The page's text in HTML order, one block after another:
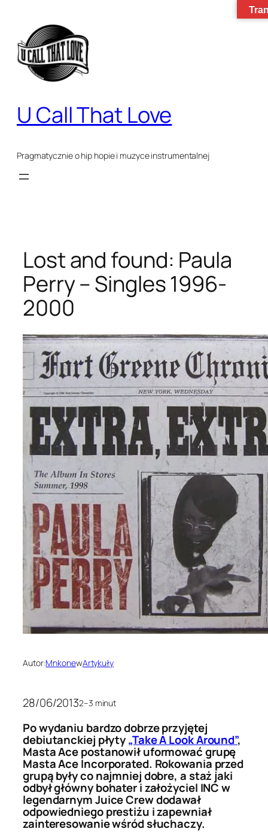
treści
U Call That Love
Pragmatycznie o hip hopie i muzyce instrumentalnej
Lost and found: Paula
Perry – Singles 1996-
2000
Autor:MnkonewArtykuły
28/06/20132–3 minut
Po wydaniu bardzo dobrze przyjętej
debiutanckiej płyty„Take A Look Around”,
Masta Ace postanowił uformować grupę
Masta Ace Incorporated. Rokowania przed
grupą były co najmniej dobre, a staż jaki
odbył główny bohater i założyciel INC w
legendarnym Juice Crew dodawał
odpowiedniego prestiżu i zapewniał
zainteresowanie wśród słuchaczy.